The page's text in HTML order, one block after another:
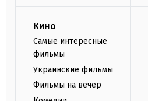
Кино
Самые интересные
фильмы
Украинские фильмы
Фильмы на вечер